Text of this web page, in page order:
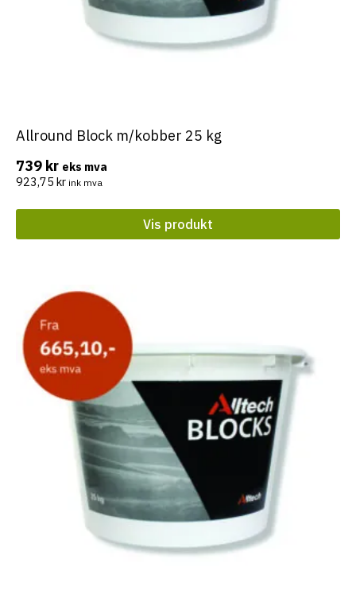
Allround Block m/kobber 25 kg
739 kr eks mva
923,75 kr ink mva
Vis produkt